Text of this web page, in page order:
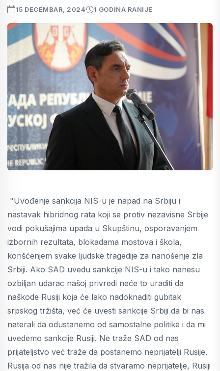
15 DECEMBAR, 2024 1 GODINA RANIJE
"Uvođenje sankcija NIS-u je napad na Srbiju i
nastavak hibridnog rata koji se protiv nezavisne Srbije
vodi pokušajima upada u Skupštinu, osporavanjem
izbornih rezultata, blokadama mostova i škola,
korišćenjem svake ljudske tragedije za nanošenje zla
Srbiji. Ako SAD uvedu sankcije NIS-u i tako nanesu
ozbiljan udarac našoj privredi neće to uraditi da
naškode Rusiji koja će lako nadoknaditi gubitak
srpskog tržišta, već će uvesti sankcije Srbiji da bi nas
naterali da odustanemo od samostalne politike i da mi
uvedemo sankcije Rusiji. Ne traže SAD od nas
prijateljstvo već traže da postanemo neprijatelji Rusije.
Rusija od nas nije tražila da stvaramo neprijatelje, Rusiji